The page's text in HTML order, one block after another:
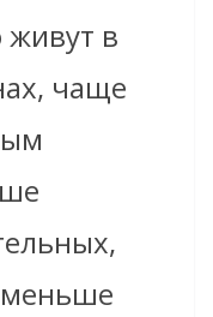
живут в
чаще
меньше